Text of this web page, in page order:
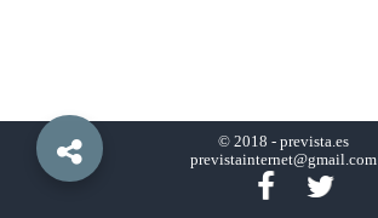
© 2018 - prevista.es
previstainternet@gmail.com